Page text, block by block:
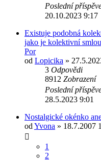
Poslední
20.10.2023 9:17
Existuje podobná
jako je kolektivní
Por
od Lopicika »
3 Odpovědi
8912 Zobrazení
Poslední
28.5.2023 9:01
Nostalgické okénko
od Yvona » 18.7.2007
1
2